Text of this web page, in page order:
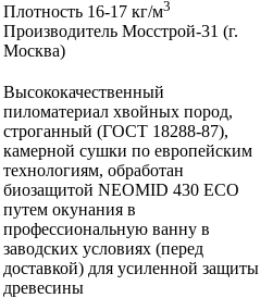
Плотность 16-17 кг/м3
Производитель Мосстрой-31 (г.
Москва)
Высококачественный
пиломатериал хвойных пород,
строганный (ГОСТ 18288-87),
камерной сушки по европейским
технологиям, обработан
биозащитой NEOMID 430 ЕСО
путем окунания в
профессиональную ванну в
заводских условиях (перед
доставкой) для усиленной защиты
древесины